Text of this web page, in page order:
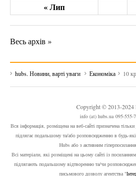
« Лип
Весь архів »
hubs. Новини, варті уваги Економіка 10
Copyright © 2013-2024
info (at) hubs.ua 095-555-
Вся інформація, розміщена на веб-сайті призначена
підлягає подальшому та/або розповсюдженню в будь-
Hubs або з активним
Всі матеріали, які розміщені на цьому сайті із
підлягають подальшому відтворенню та/чи
письмового дозволу агентства "